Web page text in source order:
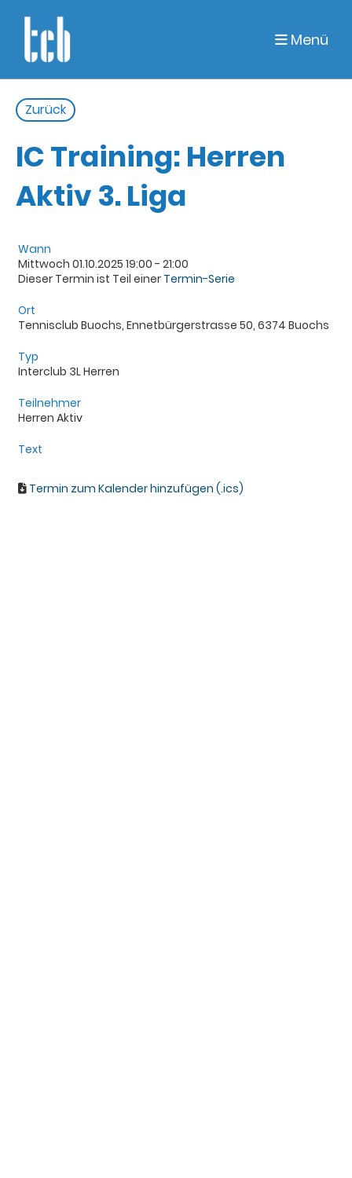
Menü
Zurück
IC Training: Herren
Aktiv 3. Liga
Wann
Mittwoch 01.10.2025 19:00 - 21:00
Dieser Termin ist Teil einer Termin-Serie
Ort
Tennisclub Buochs, Ennetbürgerstrasse 50, 6374 Buochs
Typ
Interclub 3L Herren
Teilnehmer
Herren Aktiv
Text
Termin zum Kalender hinzufügen (.ics)